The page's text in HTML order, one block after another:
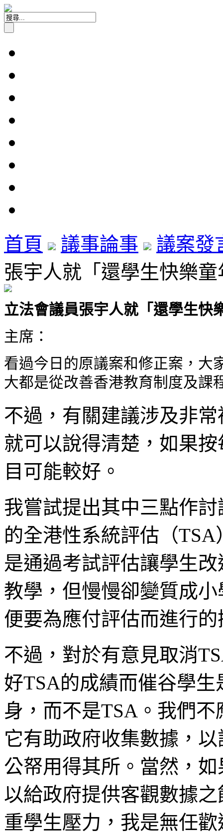
首頁 議事論事
議案發
張宇人就「還學生快樂
立法會議員張宇人就 「還學生快
主席：
看過今日的原議案和修正案，大
大都是從改善香港教育制度及課
不過，有關建議涉及非
就可以說得清楚，如果
目可能較好。
我嘗試提出其中三點作
的全港性系統評估（
是通過考試評估讓學生
教學，但慢慢卻變質成
便要為應付評估而進行的
不過，對於有意見取消
好TSA的成績而催谷學
身，而不是TSA。我們
它有助政府收集數據，
公帑用得其所。當然，
以給政府提供客觀數據
重學生壓力，我是無任